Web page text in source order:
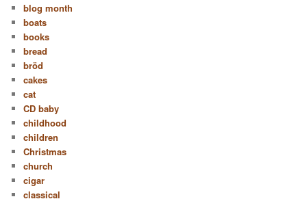
blog month
boats
books
bread
bröd
cakes
cat
CD baby
childhood
children
Christmas
church
cigar
classical